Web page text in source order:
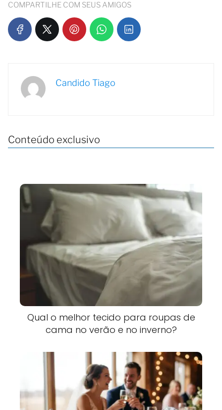
COMPARTILHE COM SEUS AMIGOS
Candido Tiago
Conteúdo exclusivo
Qual o melhor tecido para roupas de
cama no verão e no inverno?